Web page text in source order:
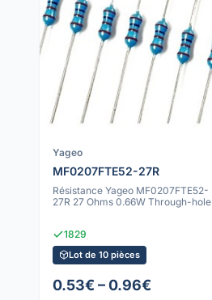
Yageo
MF0207FTE52-27R
Résistance Yageo MF0207FTE52-
27R 27 Ohms 0.66W Through-hole
1829
Lot de 10 pièces
0.53€ – 0.96€